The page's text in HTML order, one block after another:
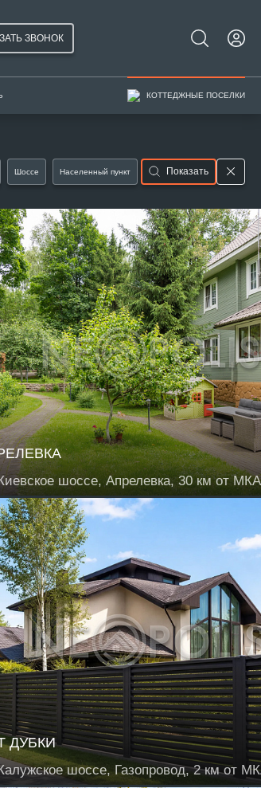
ЗВОНОК
КОТТЕДЖНЫЕ ПОСЕЛКИ
Шоссе Населенный пункт Показать
шоссе, Апрелевка, 30 км от
ДУБКИ
шоссе, Газопровод, 2 км от